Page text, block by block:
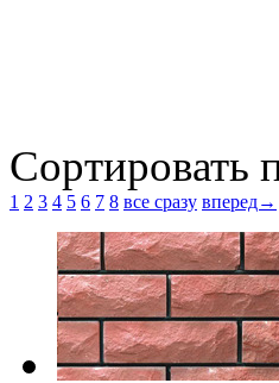
Сортировать
1 2 3 4 5 6 7 8 все сразу вперед→